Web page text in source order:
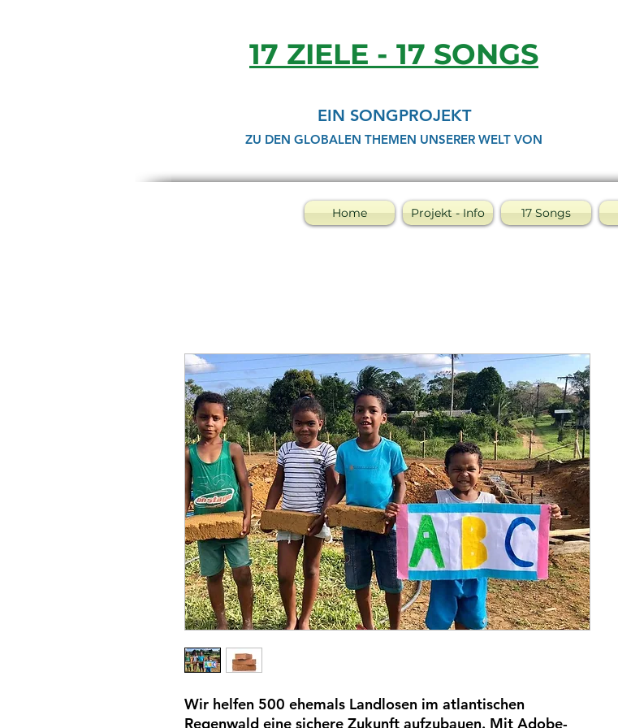
17 ZIELE - 17 SONGS
EIN SONGPROJEKT
ZU DEN GLOBALEN THEMEN UNSERER WELT VON
Home Projekt - Info 17 Songs
Wir helfen 500 ehemals Landlosen im atlantischen
Regenwald eine sichere Zukunft aufzubauen. Mit Adobe-